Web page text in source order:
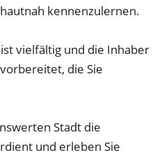
kennenzulernen.
vielfältig und die Inhaber
die Sie
Stadt die
und erleben Sie